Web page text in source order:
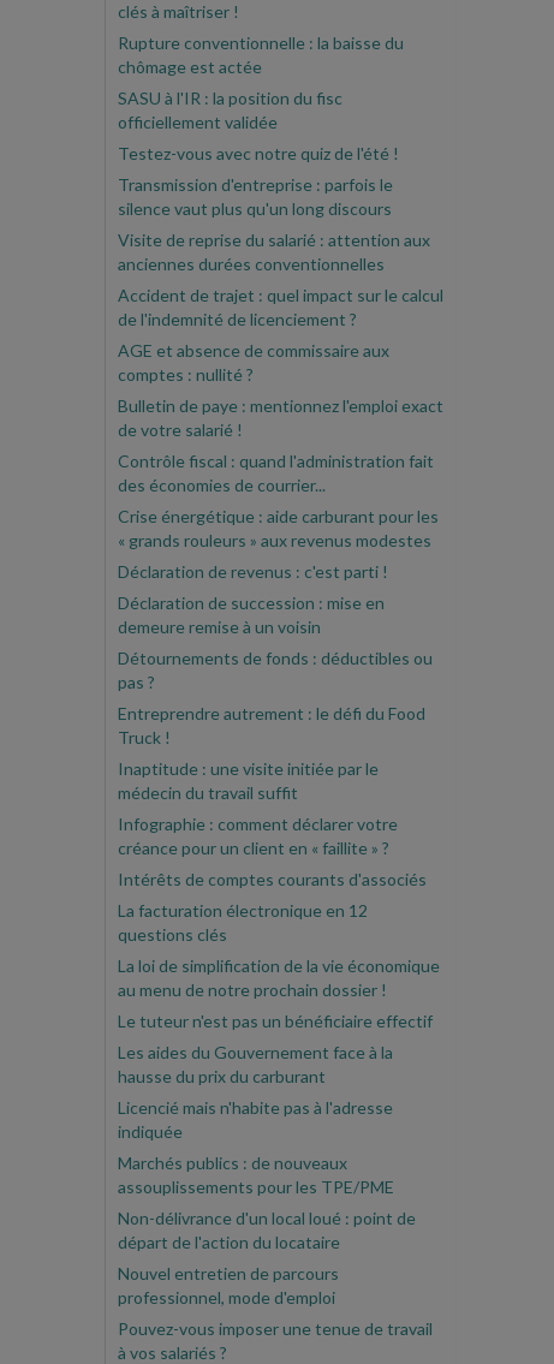
clés à maîtriser !
Rupture conventionnelle : la baisse du
chômage est actée
SASU à l'IR : la position du fisc
officiellement validée
Testez-vous avec notre quiz de l'été !
Transmission d'entreprise : parfois le
silence vaut plus qu'un long discours
Visite de reprise du salarié : attention aux
anciennes durées conventionnelles
Accident de trajet : quel impact sur le calcul
de l'indemnité de licenciement ?
AGE et absence de commissaire aux
comptes : nullité ?
Bulletin de paye : mentionnez l'emploi exact
de votre salarié !
Contrôle fiscal : quand l'administration fait
des économies de courrier...
Crise énergétique : aide carburant pour les
« grands rouleurs » aux revenus modestes
Déclaration de revenus : c'est parti !
Déclaration de succession : mise en
demeure remise à un voisin
Détournements de fonds : déductibles ou
pas ?
Entreprendre autrement : le défi du Food
Truck !
Inaptitude : une visite initiée par le
médecin du travail suffit
Infographie : comment déclarer votre
créance pour un client en « faillite » ?
Intérêts de comptes courants d'associés
La facturation électronique en 12
questions clés
La loi de simplification de la vie économique
au menu de notre prochain dossier !
Le tuteur n'est pas un bénéficiaire effectif
Les aides du Gouvernement face à la
hausse du prix du carburant
Licencié mais n'habite pas à l'adresse
indiquée
Marchés publics : de nouveaux
assouplissements pour les TPE/PME
Non-délivrance d'un local loué : point de
départ de l'action du locataire
Nouvel entretien de parcours
professionnel, mode d'emploi
Pouvez-vous imposer une tenue de travail
à vos salariés ?